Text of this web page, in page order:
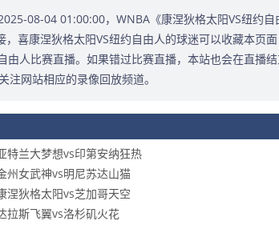
08-04 01:00:00，WNBA《康涅狄格太阳VS纽约
喜康涅狄格太阳VS纽约自由人的球迷可以收藏本页
由人比赛直播。如果错过比赛直播，本站也会在直播
注网站相应的录像回放频道。
特兰大梦想vs印第安纳狂热
州女武神vs明尼苏达山猫
涅狄格太阳vs芝加哥天空
拉斯飞翼vs洛杉矶火花